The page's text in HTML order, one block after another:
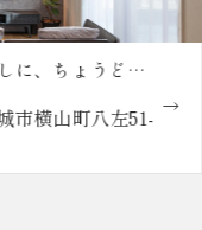
ちょうどい
町八左51-